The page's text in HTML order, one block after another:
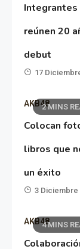
Integrantes
reúnen 20
debut
17
2 MINS
AKB48
Colocan
libros que
un éxito
3 Diciembre
4 MINS
AKB48